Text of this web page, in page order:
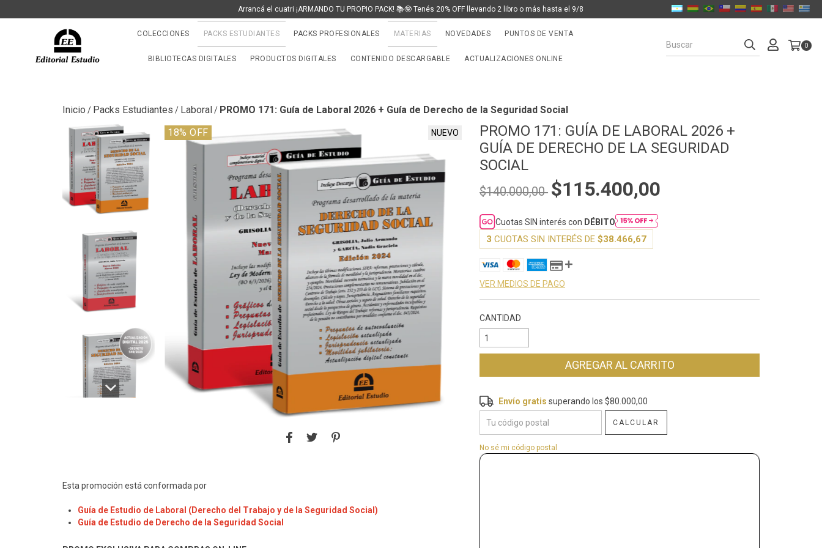
Arrancá el cuatri ¡ARMANDO TU PROPIO PACK! 📚🤓 Tenés 20% OFF llevando 2 libro o más hasta el 9/8
COLECCIONES PACKS ESTUDIANTES PACKS PROFESIONALES MATERIAS NOVEDADES PUNTOS DE VENTA
BIBLIOTECAS DIGITALES PRODUCTOS DIGITALES CONTENIDO DESCARGABLE ACTUALIZACIONES ONLINE
0
Inicio / Packs Estudiantes / Laboral/ PROMO 171: Guía de Laboral 2026 + Guía de Derecho de la Seguridad Social
18% OFF NUEVO
Esta promoción está conformada por
Guía de Estudio de Laboral (Derecho del Trabajo y de la Seguridad Social)
Guía de Estudio de Derecho de la Seguridad Social
PROMO 171: GUÍA DE LABORAL 2026 +
GUÍA DE DERECHO DE LA SEGURIDAD
SOCIAL
$140.000,00 $115.400,00
Cuotas SIN interés con DÉBITO
3 CUOTAS SIN INTERÉS DE$38.466,67
VER MEDIOS DE PAGO
CANTIDAD
Envío gratis $80.000,00
Entregas para el CP:
Envío gratis superando los$80.000,00
CALCULAR
No sé mi código postal